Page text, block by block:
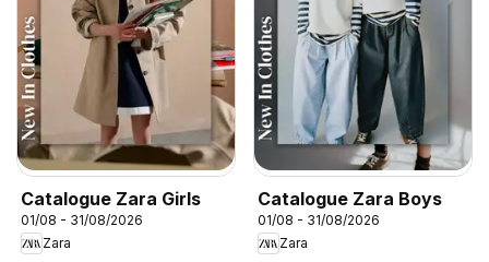
Catalogue Zara Girls
01/08 - 31/08/2026
Zara
Catalogue Zara Boys
01/08 - 31/08/2026
Zara